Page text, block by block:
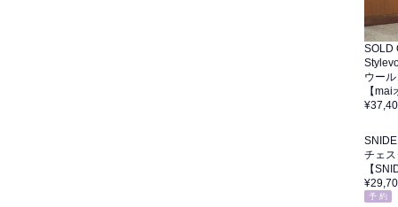
SOLD
ウー
【
チェ
【
予 約